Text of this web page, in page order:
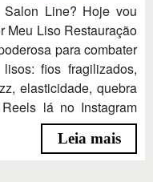
Line? Hoje vou
Meu Liso Restauração
para combater
fios fragilizados,
elasticidade, quebra
lá no Instagram
Leia mais